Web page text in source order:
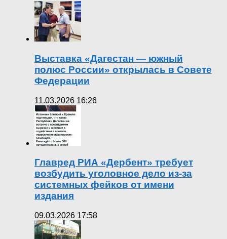
Выставка «Дагестан — южный
полюс России» открылась в Совете
Федерации
11.03.2026 16:26
Главред РИА «Дербент» требует
возбудить уголовное дело из-за
системных фейков от имени
издания
09.03.2026 17:58